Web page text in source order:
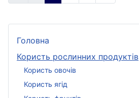
Головна
Користь рослинних продуктів
Користь овочів
Користь ягід